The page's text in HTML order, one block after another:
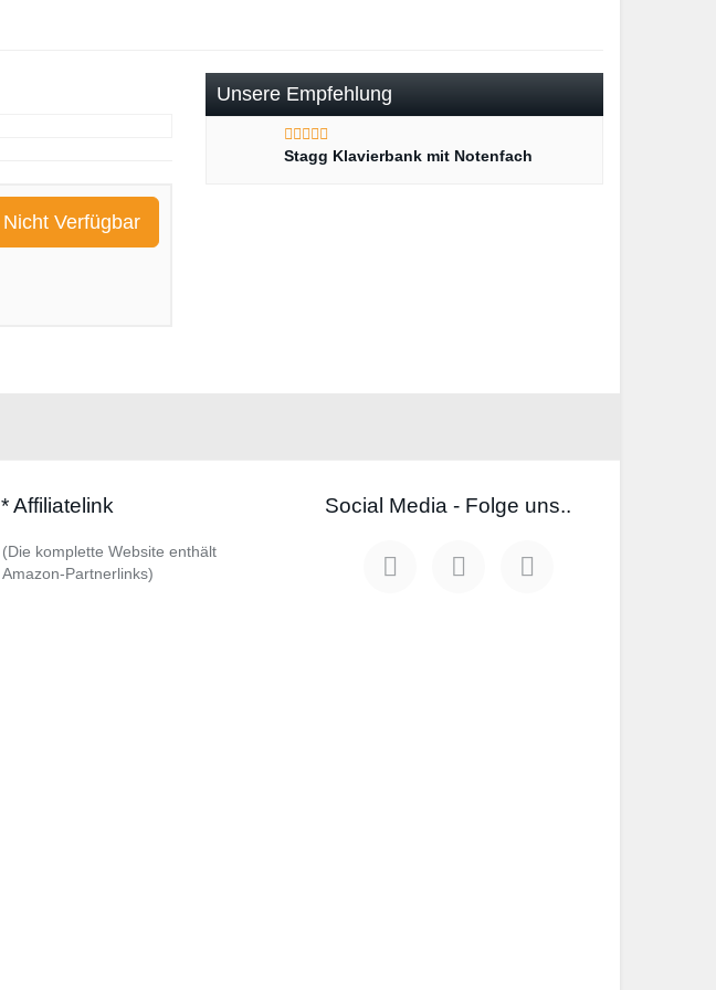
Nicht Verfügbar
Unsere Empfehlung
Stagg Klavierbank mit Notenfach
* Affiliatelink
(Die komplette Website enthält
Amazon-Partnerlinks)
Social Media - Folge uns..